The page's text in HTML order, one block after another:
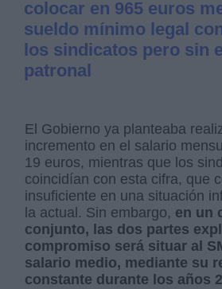
colocar en 965 euros
sueldo mínimo legal
los sindicatos pero sin
patronal
El Gobierno ya planteaba
incremento en el salario
19 euros, mientras que los
coincidían con esta cifra, que
insuficiente en una situación
la actual. Sin embargo, en un
conjunto, las dos partes
compromiso será situar al
salario medio, mediante su
constante durante los años